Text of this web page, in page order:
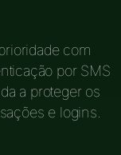
com
por SMS
a proteger os
e logins.